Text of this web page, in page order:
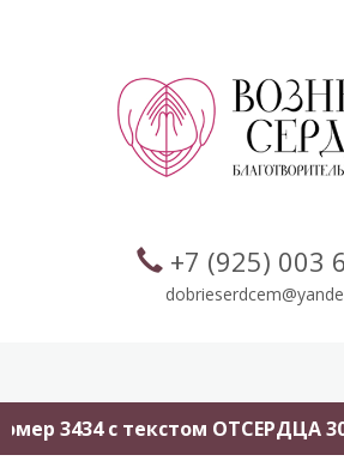
+7 (925) 003
3434 с текстом ОТСЕРДЦА